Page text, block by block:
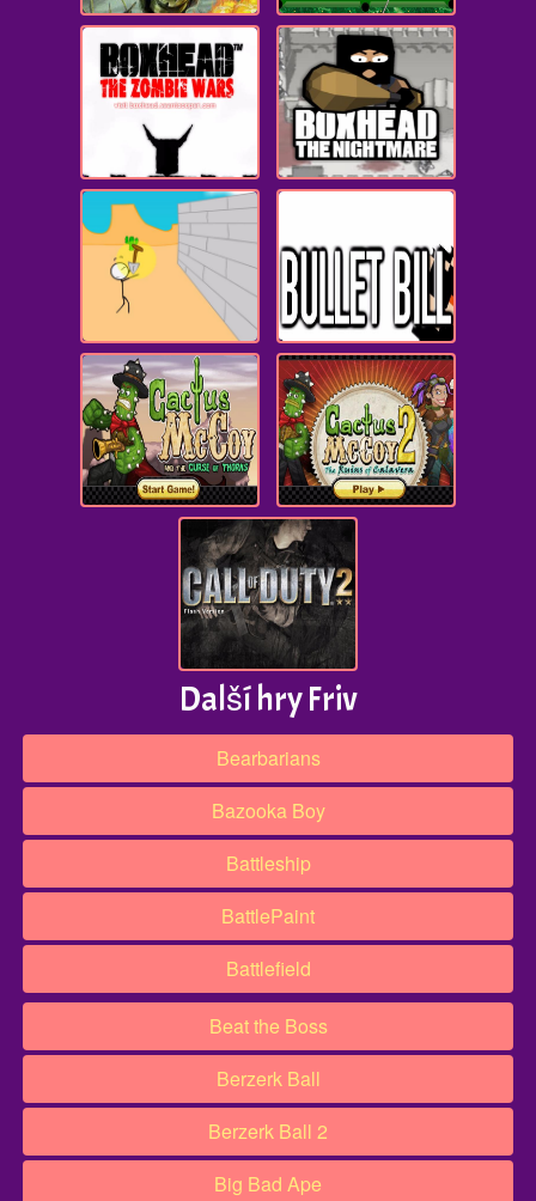
Další hry Friv
Bearbarians
Bazooka Boy
Battleship
BattlePaint
Battlefield
Beat the Boss
Berzerk Ball
Berzerk Ball 2
Big Bad Ape